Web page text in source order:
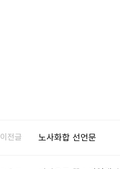
이전글 노사화합 선언문